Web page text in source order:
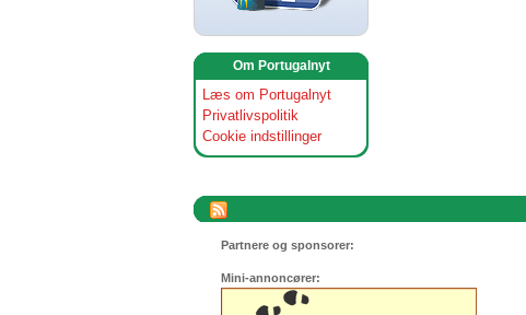
Om Portugalnyt
Læs om Portugalnyt
Privatlivspolitik
Cookie indstillinger
Partnere og sponsorer:
Mini-annoncører: